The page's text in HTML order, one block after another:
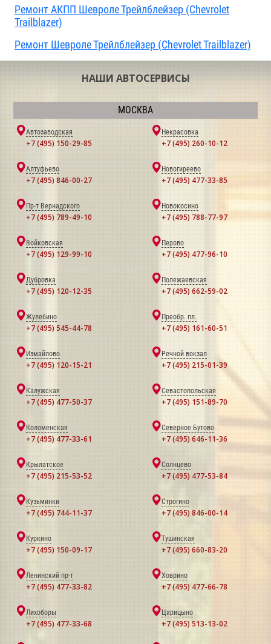
Ремонт АКПП Шевроле Трейлблейзер (Chevrolet
Trailblazer)
Ремонт Шевроле Трейлблейзер (Chevrolet Trailblazer)
НАШИ АВТОСЕРВИСЫ
МОСКВА
Автозаводская
+7 (495) 150-29-85
Некрасовка
+7 (495) 260-10-12
Алтуфьево
+7 (495) 846-00-27
Новогиреево
+7 (495) 477-33-85
Пр-т Вернадского
+7 (495) 789-49-10
Новокосино
+7 (495) 788-77-97
Войковская
+7 (495) 129-99-10
Перово
+7 (495) 477-96-10
Дубровка
+7 (495) 120-12-35
Полежаевская
+7 (495) 662-59-02
Жулебино
+7 (495) 545-44-78
Преобр. пл.
+7 (495) 161-60-51
Измайлово
+7 (495) 120-15-21
Речной вокзал
+7 (495) 215-01-39
Калужская
+7 (495) 477-50-37
Севастопольская
+7 (495) 151-89-70
Коломенская
+7 (495) 477-33-61
Северное Бутово
+7 (495) 646-11-36
Крылатское
+7 (495) 215-53-52
Солнцево
+7 (495) 477-53-84
Кузьминки
+7 (495) 744-11-37
Строгино
+7 (495) 846-00-14
Куркино
+7 (495) 150-09-17
Тушинская
+7 (495) 660-83-20
Ленинский пр-т
+7 (495) 477-33-82
Ховрино
+7 (495) 477-66-78
Лихоборы
+7 (495) 477-33-68
Царицыно
+7 (495) 513-13-02